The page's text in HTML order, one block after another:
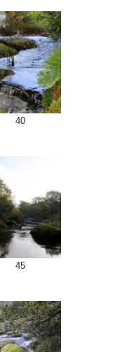
40
45